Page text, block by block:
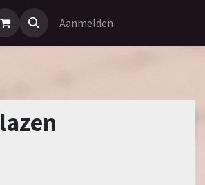
Aanmelden